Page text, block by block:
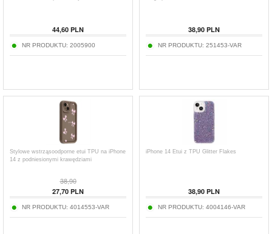
44,60 PLN
NR PRODUKTU: 2005900
38,90 PLN
NR PRODUKTU: 251453-VAR
Stylowe wstrząsoodporne etui TPU na iPhone
14 z podniesionymi krawędziami
38,90
27,70 PLN
NR PRODUKTU: 4014553-VAR
iPhone 14 Etui z TPU Glitter Flakes
38,90 PLN
NR PRODUKTU: 4004146-VAR